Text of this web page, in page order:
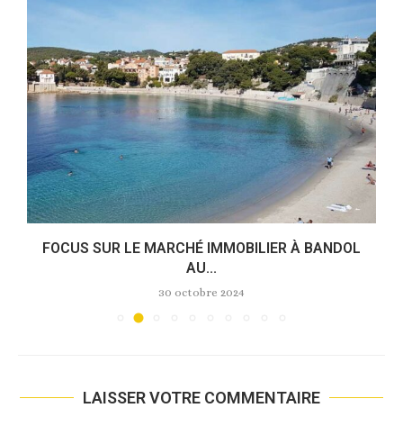
FOCUS SUR LE MARCHÉ IMMOBILIER À BANDOL
AU...
30 octobre 2024
LAISSER VOTRE COMMENTAIRE